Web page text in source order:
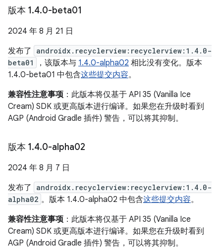
版本 1.4.0-beta01
2024 年 8 月 21 日
发布了
androidx.recyclerview:recyclerview:1.4.0-
beta01
，该版本与 1.4.0-alpha02 相比没有变化。版本
1.4.0-beta01 中包含这些提交内容。
兼容性注意事项 ：此版本将仅基于 API 35 (Vanilla Ice
Cream) SDK 或更高版本进行编译。如果您在升级时看到
AGP (Android Gradle 插件) 警告，可以将其抑制。
版本 1.4.0-alpha02
2024 年 8 月 7 日
发布了
androidx.recyclerview:recyclerview:1.4.0-
alpha02 。版本 1.4.0-alpha02 中包含这些提交内容。
兼容性注意事项 ：此版本将仅基于 API 35 (Vanilla Ice
Cream) SDK 或更高版本进行编译。如果您在升级时看到
AGP (Android Gradle 插件) 警告，可以将其抑制。